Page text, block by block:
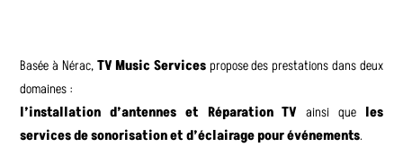
Basée à Nérac,TV Music Servicespropose des prestations dans deux
domaines :
l’installation d’antennes et Réparation TV ainsi que les
services de sonorisation et d’éclairage pour événements.